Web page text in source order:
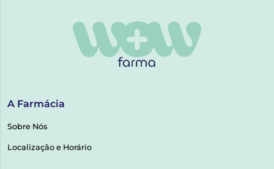
A Farmácia
Sobre Nós
Localização e Horário